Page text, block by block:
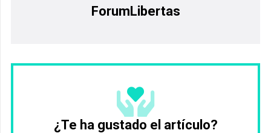
ForumLibertas
¿Te ha gustado el artículo?